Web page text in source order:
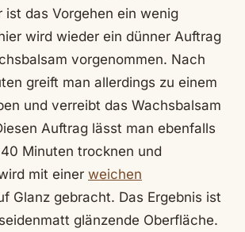
ist das Vorgehen ein wenig
wird wieder ein dünner Auftrag
vorgenommen. Nach
greift man allerdings zu einem
und verreibt das Wachsbalsam
Auftrag lässt man ebenfalls
Minuten trocknen und
mit einer weichen
Glanz gebracht. Das Ergebnis ist
glänzende Oberfläche.